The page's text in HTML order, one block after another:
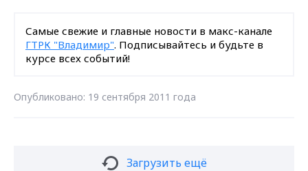
Самые свежие и главные новости в макс-канале
ГТРК "Владимир". Подписывайтесь и будьте в
курсе всех событий!
Опубликовано: 19 сентября 2011 года
Загрузить ещё